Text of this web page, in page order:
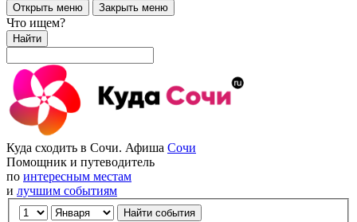
Открыть меню Закрыть меню
Что ищем?
Найти
Куда сходить в Сочи. Афиша Сочи
Помощник и путеводитель
по интересным местам
и лучшим событиям